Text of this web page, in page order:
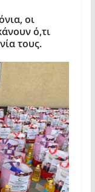
οι
ό,τι
τους.